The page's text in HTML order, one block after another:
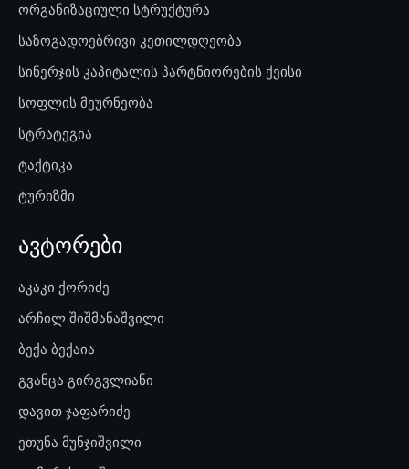
ორგანიზაციული სტრუქტურა
საზოგადოებრივი კეთილდღეობა
სინერჯის კაპიტალის პარტნიორების ქეისი
სოფლის მეურნეობა
სტრატეგია
ტაქტიკა
ტურიზმი
ავტორები
აკაკი ქორიძე
არჩილ შიშმანაშვილი
ბექა ბექაია
გვანცა გირგვლიანი
დავით ჯაფარიძე
ეთუნა მუნჯიშვილი